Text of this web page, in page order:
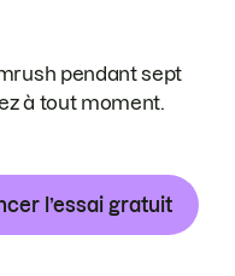
pendant sept
à tout moment.
l’essai gratuit